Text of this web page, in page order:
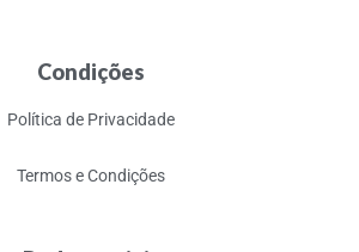
Condições
Política de Privacidade
Termos e Condições